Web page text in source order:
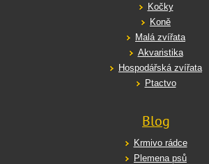
Kočky
Koně
Malá zvířata
Akvaristika
Hospodářská zvířata
Ptactvo
Blog
Krmivo rádce
Plemena psů